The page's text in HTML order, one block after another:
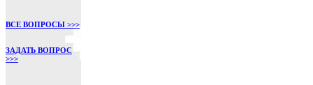
ВСЕ ВОПРОСЫ >>>
ЗАДАТЬ ВОПРОС
>>>